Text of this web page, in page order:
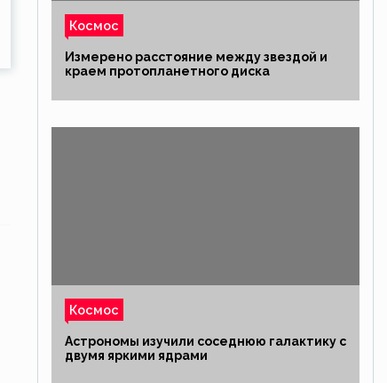
Космос
Измерено расстояние между звездой и
краем протопланетного диска
Космос
Астрономы изучили соседнюю галактику с
двумя яркими ядрами